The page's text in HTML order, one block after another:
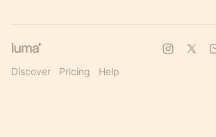
Discover Pricing Help